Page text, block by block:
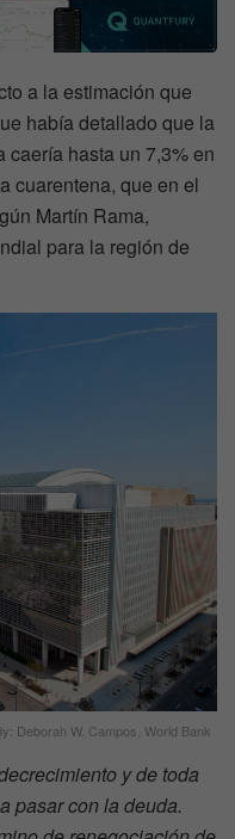
a la estimación que
había detallado que la
hasta un 7,3% en
cuarentena, que en el
Martín Rama,
para la región de
Deborah W. Campos, World Bank
y de toda
pasar con la deuda.